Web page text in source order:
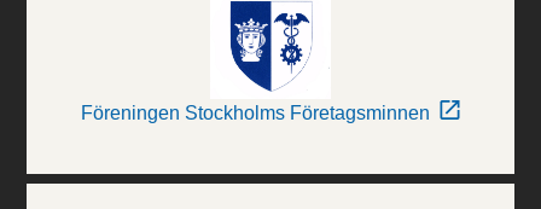
Föreningen Stockholms Företagsminnen